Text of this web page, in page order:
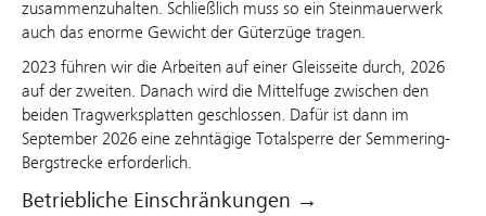
zusammenzuhalten. Schließlich muss so ein Steinmauerwerk
auch das enorme Gewicht der Güterzüge tragen.
2023 führen wir die Arbeiten auf einer Gleisseite durch, 2026
auf der zweiten. Danach wird die Mittelfuge zwischen den
beiden Tragwerksplatten geschlossen. Dafür ist dann im
September 2026 eine zehntägige Totalsperre der Semmering-
Bergstrecke erforderlich.
Betriebliche Einschränkungen →